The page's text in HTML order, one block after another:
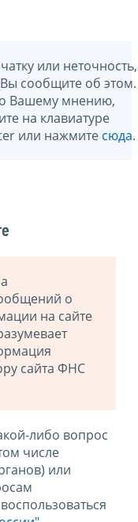
или неточность,
сообщите об этом.
Вашему мнению,
на клавиатуре
или нажмите сюда.
о
на сайте
сайта ФНС
либо вопрос
числе
или